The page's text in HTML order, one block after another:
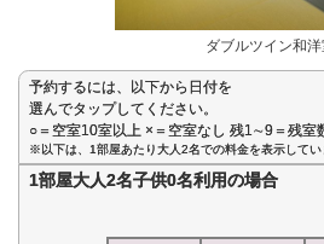
ダブルツイン和
予約するには、以下から日付を
選んでタップしてください。
○＝空室10室以上 ×＝空室なし 残1∼9＝残室
※以下は、1部屋あたり大人2名での料金を表示してい
1部屋大人2名子供0名利用の場合